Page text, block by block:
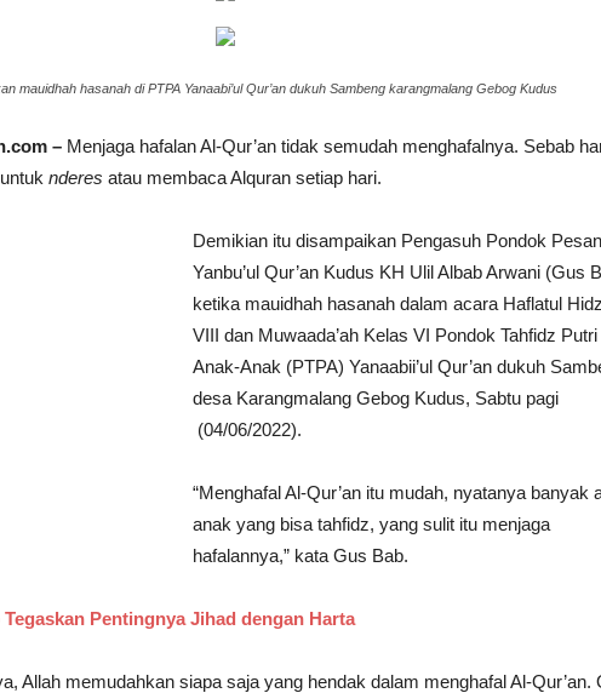
mauidhah hasanah di PTPA Yanaabi’ul Qur’an dukuh Sambeng karangmalang Gebog Kudus
– Menjaga hafalan Al-Qur’an tidak semudah menghafalnya. Sebab
nderes atau membaca Alquran setiap hari.
Demikian itu disampaikan Pengasuh Pondok
Yanbu’ul Qur’an Kudus KH Ulil Albab Arwani (Gus
ketika mauidhah hasanah dalam acara Haflatul
VIII dan Muwaada’ah Kelas VI Pondok Tahfidz Putri
Anak-Anak (PTPA) Yanaabii’ul Qur’an dukuh
desa Karangmalang Gebog Kudus, Sabtu pagi
(04/06/2022).
“Menghafal Al-Qur’an itu mudah, nyatanya banyak
anak yang bisa tahfidz, yang sulit itu menjaga
hafalannya,” kata Gus Bab.
Pentingnya Jihad dengan Harta
Allah memudahkan siapa saja yang hendak dalam menghafal Al-Qur’an.